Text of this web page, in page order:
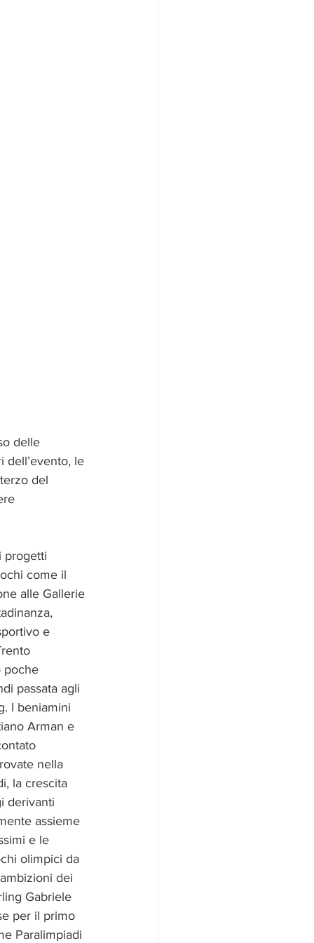
delle
dell’evento, le
del
progetti
come il
alle Gallerie
e
poche
passata agli
I beniamini
Arman e
nella
la crescita
derivanti
assieme
e le
olimpici da
dei
Gabriele
per il primo
Paralimpiadi